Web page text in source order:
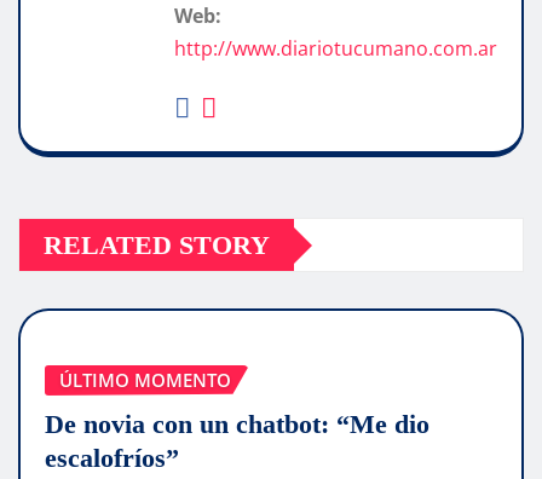
Web:
http://www.diariotucumano.com.ar
RELATED STORY
ÚLTIMO MOMENTO
De novia con un chatbot: “Me dio
escalofríos”